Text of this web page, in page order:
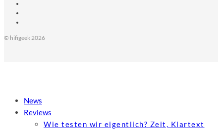
© hifigeek 2026
News
Reviews
Wie testen wir eigentlich? Zeit, Klartext